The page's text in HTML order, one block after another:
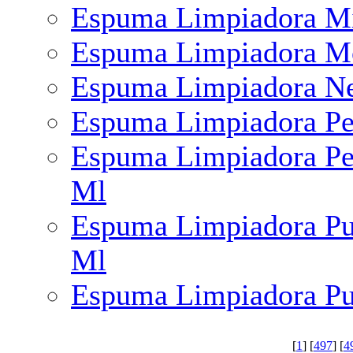
Espuma Limpiadora
Espuma Limpiadora
Espuma Limpiadora
Espuma Limpiadora
Espuma Limpiadora
Ml
Espuma Limpiadora
Ml
Espuma Limpiadora
[1] [497] [